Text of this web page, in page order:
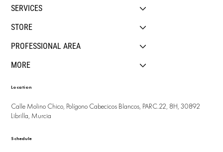
SERVICES
STORE
PROFESSIONAL AREA
MORE
Location
Calle Molino Chico, Polígono Cabecicos Blancos, PARC.22, 8H, 30892
Librilla, Murcia
Schedule